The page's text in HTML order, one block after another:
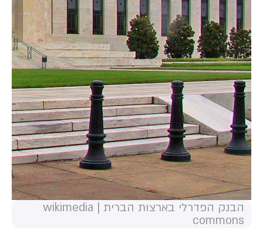
הבנק הפדרלי בארצות הברית | wikimedia
commons